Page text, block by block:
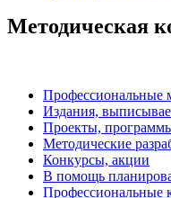
Методическая
Профессиональные
Издания,
Проекты,
Методические
Конкурсы, акции
В помощь
Профессиональные